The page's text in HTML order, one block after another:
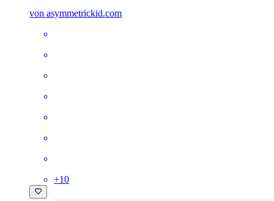
von asymmetrickid.com
+10